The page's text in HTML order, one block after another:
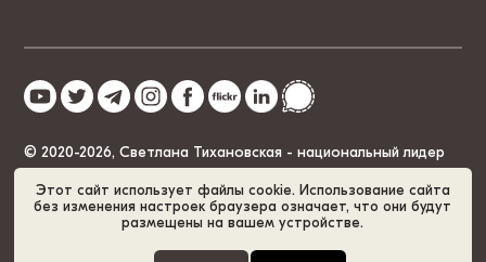
Этот сайт использует файлы cookie. Использование сайта
без изменения настроек браузера означает, что они будут
размещены на вашем устройстве.
© 2020-2026, Светлана Тихановская - национальный лидер